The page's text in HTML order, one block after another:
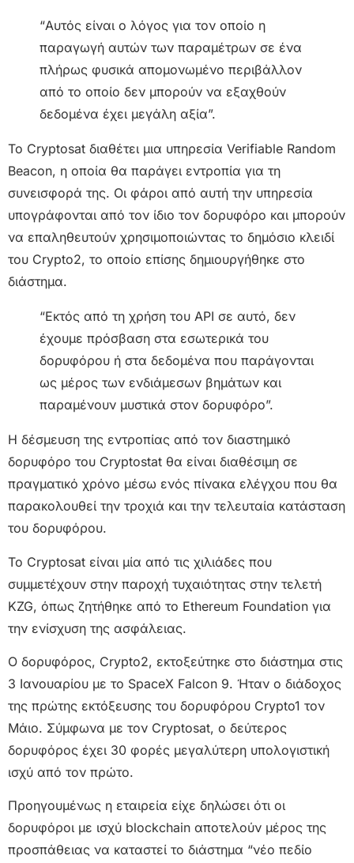
“Αυτός είναι ο λόγος για τον οποίο η
παραγωγή αυτών των παραμέτρων σε ένα
πλήρως φυσικά απομονωμένο περιβάλλον
από το οποίο δεν μπορούν να εξαχθούν
δεδομένα έχει μεγάλη αξία”.
Το Cryptosat διαθέτει μια υπηρεσία Verifiable Random
Beacon, η οποία θα παράγει εντροπία για τη
συνεισφορά της. Οι φάροι από αυτή την υπηρεσία
υπογράφονται από τον ίδιο τον δορυφόρο και μπορούν
να επαληθευτούν χρησιμοποιώντας το δημόσιο κλειδί
του Crypto2, το οποίο επίσης δημιουργήθηκε στο
διάστημα.
“Εκτός από τη χρήση του API σε αυτό, δεν
έχουμε πρόσβαση στα εσωτερικά του
δορυφόρου ή στα δεδομένα που παράγονται
ως μέρος των ενδιάμεσων βημάτων και
παραμένουν μυστικά στον δορυφόρο”.
Η δέσμευση της εντροπίας από τον διαστημικό
δορυφόρο του Cryptostat θα είναι διαθέσιμη σε
πραγματικό χρόνο μέσω ενός πίνακα ελέγχου που θα
παρακολουθεί την τροχιά και την τελευταία κατάσταση
του δορυφόρου.
Το Cryptosat είναι μία από τις χιλιάδες που
συμμετέχουν στην παροχή τυχαιότητας στην τελετή
KZG, όπως ζητήθηκε από το Ethereum Foundation για
την ενίσχυση της ασφάλειας.
Ο δορυφόρος, Crypto2, εκτοξεύτηκε στο διάστημα στις
3 Ιανουαρίου με το SpaceX Falcon 9. Ήταν ο διάδοχος
της πρώτης εκτόξευσης του δορυφόρου Crypto1 τον
Μάιο. Σύμφωνα με τον Cryptosat, ο δεύτερος
δορυφόρος έχει 30 φορές μεγαλύτερη υπολογιστική
ισχύ από τον πρώτο.
Προηγουμένως η εταιρεία είχε δηλώσει ότι οι
δορυφόροι με ισχύ blockchain αποτελούν μέρος της
προσπάθειας να καταστεί το διάστημα “νέο πεδίο